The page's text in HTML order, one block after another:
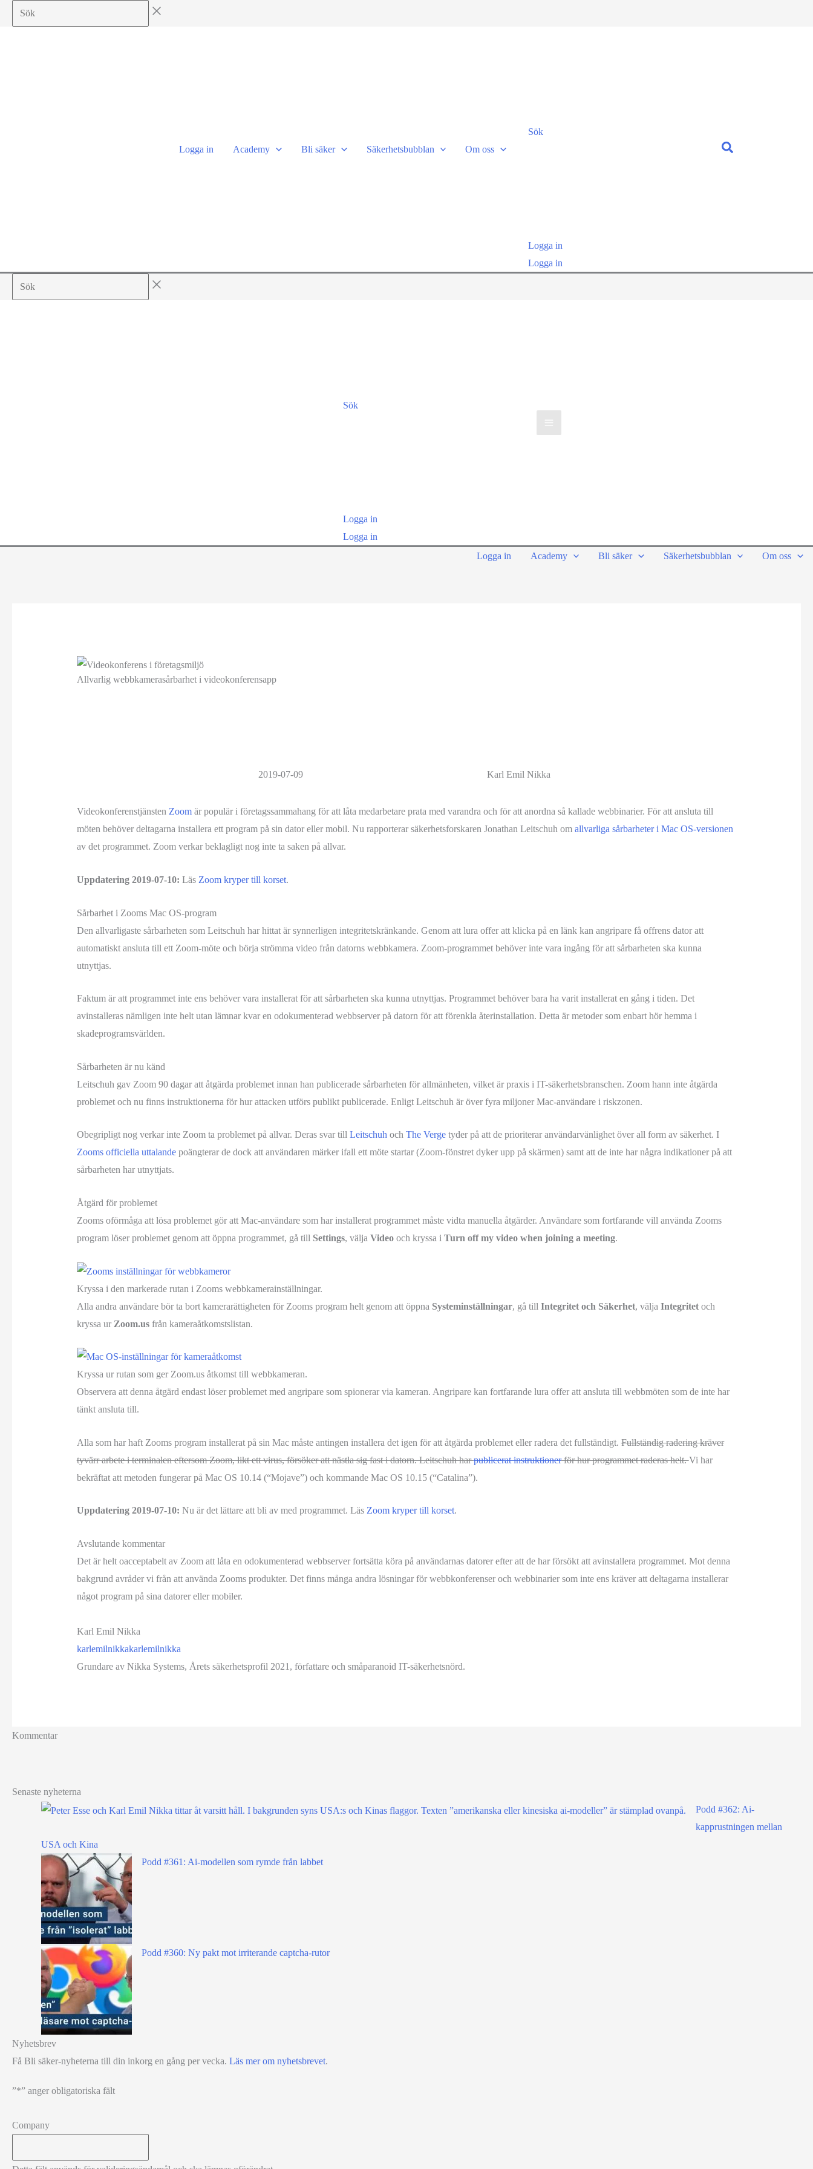
Hoppa
Logga in Academy Bli säker Säkerhetsbubblan Om oss
Sök
Logga in
Logga in
Sök
Logga in
Logga in
Logga in
Academy Bli säker Säkerhetsbubblan Om oss
Allvarlig webbkamera­sårbarhet i video­konferensapp
2019-07-09 Karl Emil Nikka
Videokonferenstjänsten Zoomär populär i företagssammahang för att låta medarbetare prata med varandra och för att anordna så kallade webbinarier. För att ansluta till
möten behöver deltagarna installera ett program på sin dator eller mobil. Nu rapporterar säkerhetsforskaren Jonathan Leitschuh om allvarliga sårbarheter i Mac OS-versionen
av det programmet. Zoom verkar beklagligt nog inte ta saken på allvar.
Uppdatering 2019-07-10: Läs Zoom kryper till korset.
Sårbarhet i Zooms Mac OS-program
Den allvarligaste sårbarheten som Leitschuh har hittat är synnerligen integritetskränkande. Genom att lura offer att klicka på en länk kan angripare få offrens dator att
automatiskt ansluta till ett Zoom-möte och börja strömma video från datorns webbkamera. Zoom-programmet behöver inte vara ingång för att sårbarheten ska kunna
utnyttjas.
Faktum är att programmet inte ens behöver vara installerat för att sårbarheten ska kunna utnyttjas. Programmet behöver bara ha varit installerat en gång i tiden. Det
avinstalleras nämligen inte helt utan lämnar kvar en odokumenterad webbserver på datorn för att förenkla återinstallation. Detta är metoder som enbart hör hemma i
skadeprogramsvärlden.
Sårbarheten är nu känd
Leitschuh gav Zoom 90 dagar att åtgärda problemet innan han publicerade sårbarheten för allmänheten, vilket är praxis i IT-säkerhetsbranschen. Zoom hann inte åtgärda
problemet och nu finns instruktionerna för hur attacken utförs publikt publicerade. Enligt Leitschuh är över fyra miljoner Mac-användare i riskzonen.
Obegripligt nog verkar inte Zoom ta problemet på allvar. Deras svar till Leitschuhoch The Vergetyder på att de prioriterar användarvänlighet över all form av säkerhet. I
Zooms officiella uttalandepoängterar de dock att användaren märker ifall ett möte startar (Zoom-fönstret dyker upp på skärmen) samt att de inte har några indikationer på att
sårbarheten har utnyttjats.
Åtgärd för problemet
Zooms oförmåga att lösa problemet gör att Mac-användare som har installerat programmet måste vidta manuella åtgärder. Användare som fortfarande vill använda Zooms
program löser problemet genom att öppna programmet, gå till Settings, välja Videooch kryssa i Turn off my video when joining a meeting.
Kryssa i den markerade rutan i Zooms webbkamerainställningar.
Alla andra användare bör ta bort kamerarättigheten för Zooms program helt genom att öppna Systeminställningar, gå till Integritet och Säkerhet, välja Integritetoch
kryssa ur Zoom.usfrån kameraåtkomstslistan.
Kryssa ur rutan som ger Zoom.us åtkomst till webbkameran.
Observera att denna åtgärd endast löser problemet med angripare som spionerar via kameran. Angripare kan fortfarande lura offer att ansluta till webbmöten som de inte har
tänkt ansluta till.
Alla som har haft Zooms program installerat på sin Mac måste antingen installera det igen för att åtgärda problemet eller radera det fullständigt.Fullständig radering kräver
tyvärr arbete i terminalen eftersom Zoom, likt ett virus, försöker att nästla sig fast i datorn. Leitschuh harpublicerat instruktionerför hur programmet raderas helt.Vi har
bekräftat att metoden fungerar på Mac OS 10.14 (“Mojave”) och kommande Mac OS 10.15 (“Catalina”).
Uppdatering 2019-07-10: Nu är det lättare att bli av med programmet. Läs Zoom kryper till korset.
Avslutande kommentar
Det är helt oacceptabelt av Zoom att låta en odokumenterad webbserver fortsätta köra på användarnas datorer efter att de har försökt att avinstallera programmet. Mot denna
bakgrund avråder vi från att använda Zooms produkter. Det finns många andra lösningar för webbkonferenser och webbinarier som inte ens kräver att deltagarna installerar
något program på sina datorer eller mobiler.
Karl Emil Nikka
karlemilnikkakarlemilnikka
Grundare av Nikka Systems, Årets säkerhetsprofil 2021, författare och småparanoid IT-säkerhetsnörd.
Kommentar
Senaste nyheterna
Podd #362: Ai-
kapprustningen mellan
USA och Kina
Podd #361: Ai-modellen som rymde från labbet
Podd #360: Ny pakt mot irriterande captcha-rutor
Nyhetsbrev
Få Bli säker-nyheterna till din inkorg en gång per vecka. Läs mer om nyhetsbrevet.
”*” anger obligatoriska fält
Company